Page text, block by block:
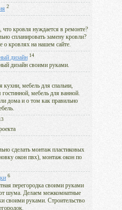
2
что кровля нуждается в ремонте?
спланировать замену кровли?
о кровлях на нашем сайте.
дизайн 14
дизайн своими руками.
кухни, мебель для спальни,
гостинной, мебель для ванной.
дома и о том как правильно
сделать монтаж пластиковых
окон пвх), монтаж окон по
6
перегородка своими руками
шума. Делаем межкомнатные
своими руками. Строительство